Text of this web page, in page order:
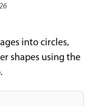
into circles,
shapes using the